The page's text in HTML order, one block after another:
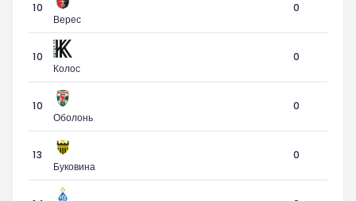
10
Верес
0
10
Колос
0
10
Оболонь
0
13
Буковина
0